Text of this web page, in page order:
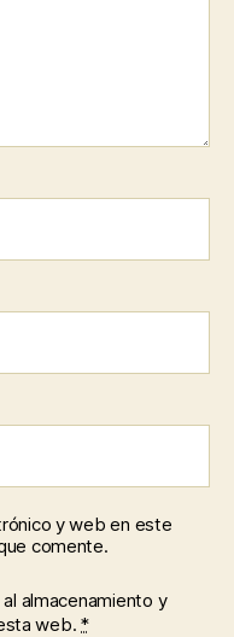
y web en este
comente.
almacenamiento y
web.*